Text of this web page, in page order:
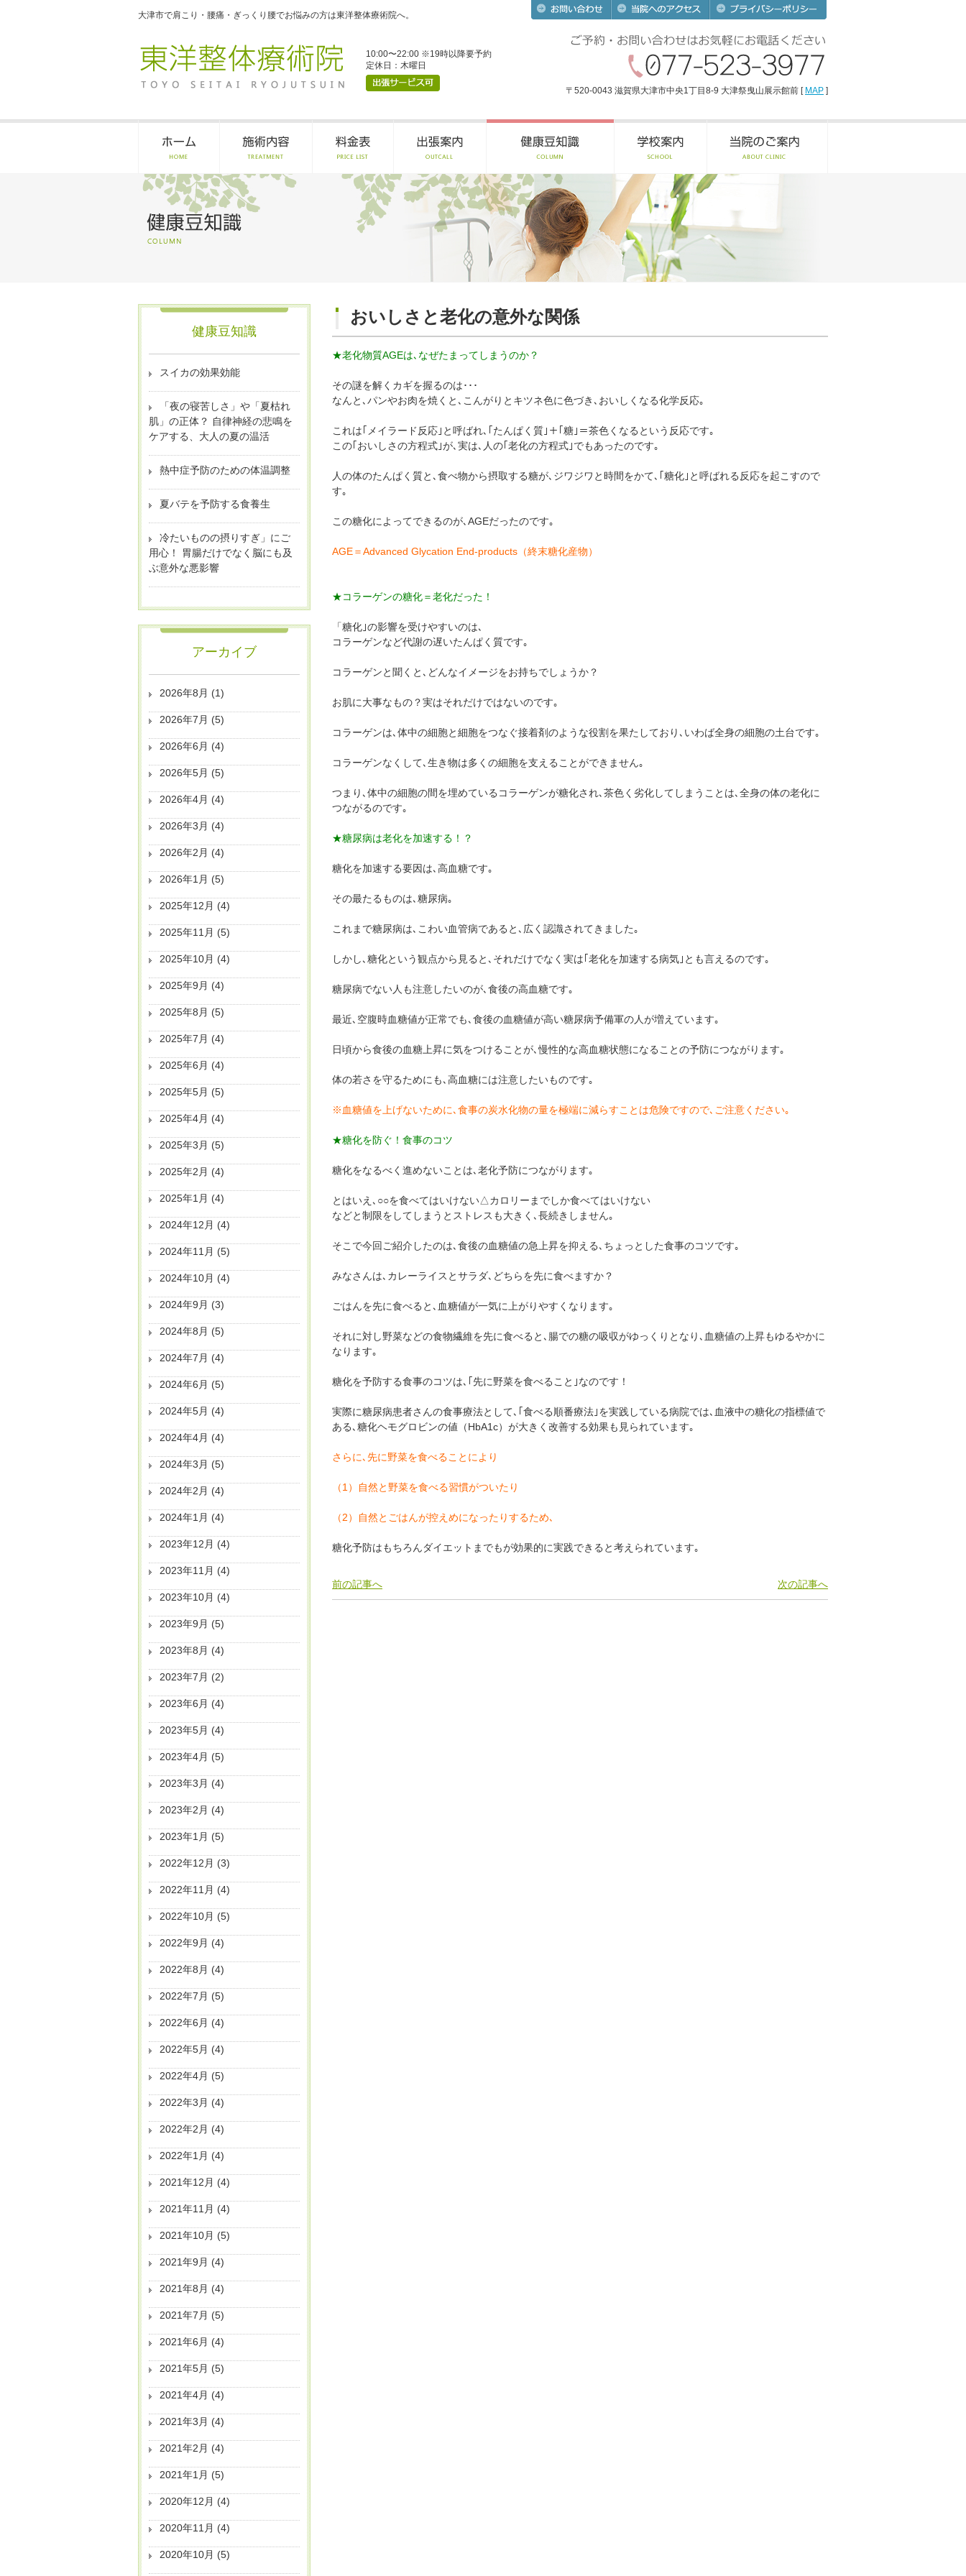
大津市で肩こり・腰痛・ぎっくり腰でお悩みの方は東洋整体療術院へ。
10:00〜22:00 ※19時以降要予約
定休日：木曜日
〒520-0043 滋賀県大津市中央1丁目8-9 大津祭曳山展示館前 [ MAP ]
健康豆知識
スイカの効果効能
「夜の寝苦しさ」や「夏枯れ
肌」の正体？ 自律神経の悲鳴を
ケアする、大人の夏の温活
熱中症予防のための体温調整
夏バテを予防する食養生
冷たいものの摂りすぎ」にご
用心！ 胃腸だけでなく脳にも及
ぶ意外な悪影響
アーカイブ
2026年8月 (1)
2026年7月 (5)
2026年6月 (4)
2026年5月 (5)
2026年4月 (4)
2026年3月 (4)
2026年2月 (4)
2026年1月 (5)
2025年12月 (4)
2025年11月 (5)
2025年10月 (4)
2025年9月 (4)
2025年8月 (5)
2025年7月 (4)
2025年6月 (4)
2025年5月 (5)
2025年4月 (4)
2025年3月 (5)
2025年2月 (4)
2025年1月 (4)
2024年12月 (4)
2024年11月 (5)
2024年10月 (4)
2024年9月 (3)
2024年8月 (5)
2024年7月 (4)
2024年6月 (5)
2024年5月 (4)
2024年4月 (4)
2024年3月 (5)
2024年2月 (4)
2024年1月 (4)
2023年12月 (4)
2023年11月 (4)
2023年10月 (4)
2023年9月 (5)
2023年8月 (4)
2023年7月 (2)
2023年6月 (4)
2023年5月 (4)
2023年4月 (5)
2023年3月 (4)
2023年2月 (4)
2023年1月 (5)
2022年12月 (3)
2022年11月 (4)
2022年10月 (5)
2022年9月 (4)
2022年8月 (4)
2022年7月 (5)
2022年6月 (4)
2022年5月 (4)
2022年4月 (5)
2022年3月 (4)
2022年2月 (4)
2022年1月 (4)
2021年12月 (4)
2021年11月 (4)
2021年10月 (5)
2021年9月 (4)
2021年8月 (4)
2021年7月 (5)
2021年6月 (4)
2021年5月 (5)
2021年4月 (4)
2021年3月 (4)
2021年2月 (4)
2021年1月 (5)
2020年12月 (4)
2020年11月 (4)
2020年10月 (5)
おいしさと老化の意外な関係
★老化物質AGEは､なぜたまってしまうのか？
その謎を解くカギを握るのは･･･
なんと､パンやお肉を焼くと､こんがりとキツネ色に色づき､おいしくなる化学反応｡
これは｢メイラード反応｣と呼ばれ､｢たんぱく質｣＋｢糖｣＝茶色くなるという反応です｡
この｢おいしさの方程式｣が､実は､人の｢老化の方程式｣でもあったのです｡
人の体のたんぱく質と､食べ物から摂取する糖が､ジワジワと時間をかて､｢糖化｣と呼ばれる反応を起こすので
す｡
この糖化によってできるのが､AGEだったのです｡
AGE＝Advanced Glycation End-products（終末糖化産物）
★コラーゲンの糖化＝老化だった！
「糖化｣の影響を受けやすいのは､
コラーゲンなど代謝の遅いたんぱく質です｡
コラーゲンと聞くと､どんなイメージをお持ちでしょうか？
お肌に大事なもの？実はそれだけではないのです｡
コラーゲンは､体中の細胞と細胞をつなぐ接着剤のような役割を果たしており､いわば全身の細胞の土台です｡
コラーゲンなくして､生き物は多くの細胞を支えることができません｡
つまり､体中の細胞の間を埋めているコラーゲンが糖化され､茶色く劣化してしまうことは､全身の体の老化に
つながるのです｡
★糖尿病は老化を加速する！？
糖化を加速する要因は､高血糖です｡
その最たるものは､糖尿病｡
これまで糖尿病は､こわい血管病であると､広く認識されてきました｡
しかし､糖化という観点から見ると､それだけでなく実は｢老化を加速する病気｣とも言えるのです｡
糖尿病でない人も注意したいのが､食後の高血糖です｡
最近､空腹時血糖値が正常でも､食後の血糖値が高い糖尿病予備軍の人が増えています｡
日頃から食後の血糖上昇に気をつけることが､慢性的な高血糖状態になることの予防につながります｡
体の若さを守るためにも､高血糖には注意したいものです｡
※血糖値を上げないために､食事の炭水化物の量を極端に減らすことは危険ですので､ご注意ください｡
★糖化を防ぐ！食事のコツ
糖化をなるべく進めないことは､老化予防につながります｡
とはいえ､○○を食べてはいけない△カロリーまでしか食べてはいけない
などと制限をしてしまうとストレスも大きく､長続きしません｡
そこで今回ご紹介したのは､食後の血糖値の急上昇を抑える､ちょっとした食事のコツです｡
みなさんは､カレーライスとサラダ､どちらを先に食べますか？
ごはんを先に食べると､血糖値が一気に上がりやすくなります｡
それに対し野菜などの食物繊維を先に食べると､腸での糖の吸収がゆっくりとなり､血糖値の上昇もゆるやかに
なります｡
糖化を予防する食事のコツは､｢先に野菜を食べること｣なのです！
実際に糖尿病患者さんの食事療法として､｢食べる順番療法｣を実践している病院では､血液中の糖化の指標値で
ある､糖化ヘモグロビンの値（HbA1c）が大きく改善する効果も見られています｡
さらに､先に野菜を食べることにより
（1）自然と野菜を食べる習慣がついたり
（2）自然とごはんが控えめになったりするため､
糖化予防はもちろんダイエットまでもが効果的に実践できると考えられています｡
前の記事へ 次の記事へ